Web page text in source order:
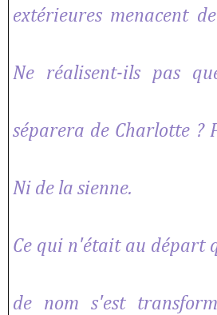
extérieures menacent
Ne réalisent-ils pas
séparera de Charlotte ?
Ni de la sienne.
Ce qui n'était au départ
de nom s'est